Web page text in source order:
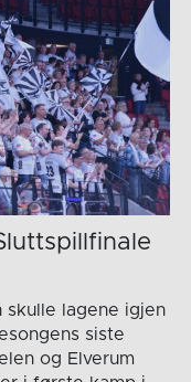
skulle lagene igjen
siste
og Elverum